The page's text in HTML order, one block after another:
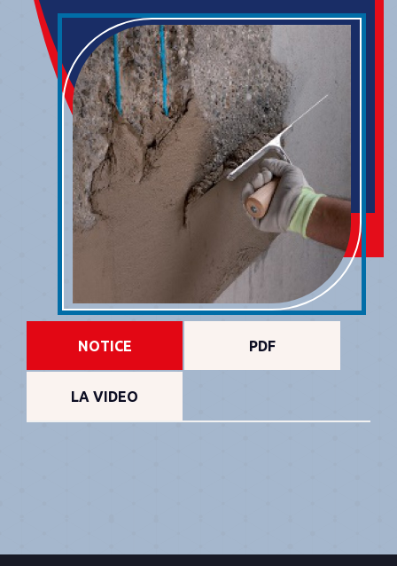
NOTICE PDF
LA VIDEO